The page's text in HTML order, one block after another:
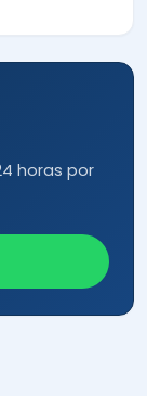
horas por